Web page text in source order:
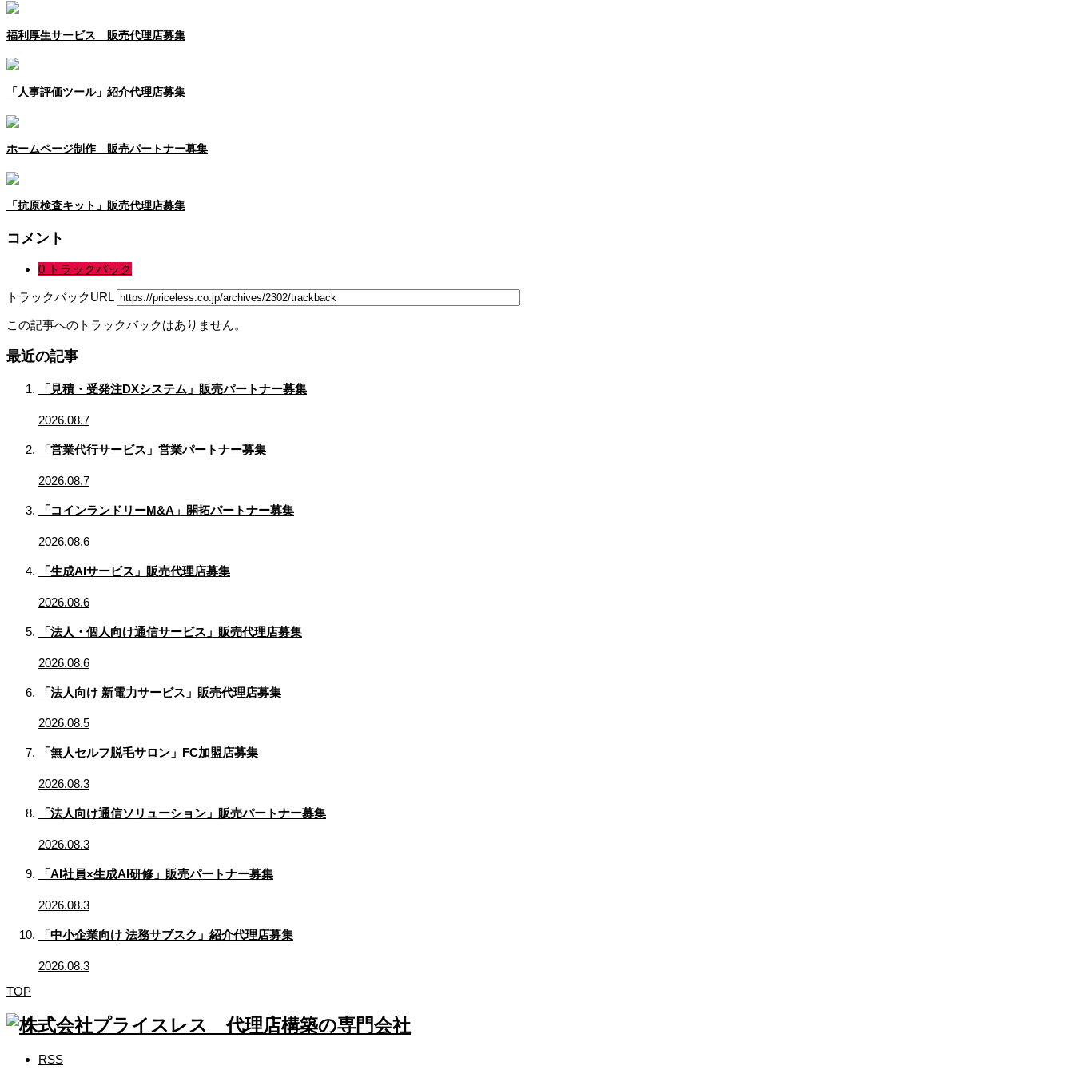
福利厚生サービス 販売代理店募集
「人事評価ツール」紹介代理店募集
ホームページ制作 販売パートナー募集
「抗原検査キット」販売代理店募集
コメント
0 トラックバック
トラックバックURL
この記事へのトラックバックはありません。
最近の記事
「見積・受発注DXシステム」販売パートナー募集
2026.08.7
「営業代行サービス」営業パートナー募集
2026.08.7
「コインランドリーM&A」開拓パートナー募集
2026.08.6
「生成AIサービス」販売代理店募集
2026.08.6
「法人・個人向け通信サービス」販売代理店募集
2026.08.6
「法人向け 新電力サービス」販売代理店募集
2026.08.5
「無人セルフ脱毛サロン」FC加盟店募集
2026.08.3
「法人向け通信ソリューション」販売パートナー募集
2026.08.3
「AI社員×生成AI研修」販売パートナー募集
2026.08.3
「中小企業向け 法務サブスク」紹介代理店募集
2026.08.3
TOP
RSS